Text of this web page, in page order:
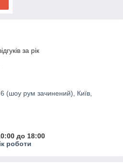
за рік
(шоу рум зачинений), Київ,
до 18:00
роботи